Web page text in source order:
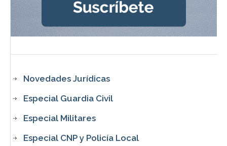
Novedades Jurídicas
Especial Guardia Civil
Especial Militares
Especial CNP y Policía Local